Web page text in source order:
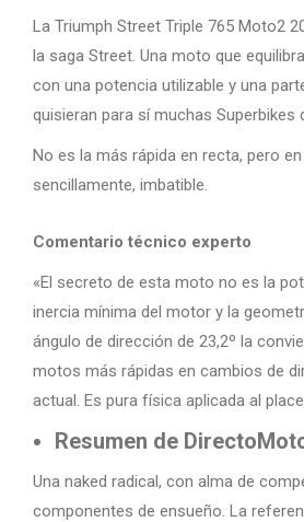
La Triumph Street Triple 765 Moto2
la saga Street. Una moto que
con una potencia utilizable y una
quisieran para sí muchas Superbikes
No es la más rápida en recta, pero
sencillamente, imbatible.
Comentario técnico experto
«El secreto de esta moto no es la
inercia mínima del motor y la
ángulo de dirección de 23,2º la
motos más rápidas en cambios de
actual. Es pura física aplicada al
Resumen de
Una naked radical, con alma de
componentes de ensueño. La